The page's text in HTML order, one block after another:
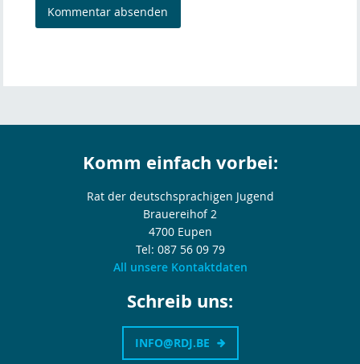
Komm einfach vorbei:
Rat der deutschsprachigen Jugend
Brauereihof 2
4700 Eupen
Tel: 087 56 09 79
All unsere Kontaktdaten
Schreib uns:
INFO@RDJ.BE